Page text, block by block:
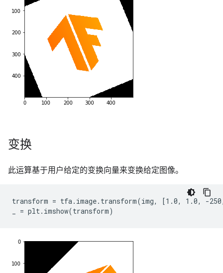
变换
此运算基于用户给定的变换向量来变换给定图像。
transform = tfa.image.transform(img, [1.0, 1.0, -